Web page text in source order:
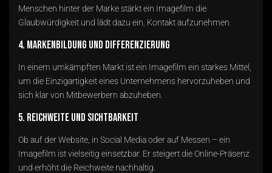
Menschen hinter der Marke stärkt ein Imagefilm die
Glaubwürdigkeit und lädt dazu ein, Kontakt aufzunehmen.
4. Markenbildung und Differenzierung
In einem umkämpften Markt ist ein Imagefilm ein starkes Mittel,
um die Einzigartigkeit eines Unternehmens hervorzuheben und
sich klar von Mitbewerbern abzuheben.
5. Reichweite und Sichtbarkeit
Ob auf der Website, in Social Media oder auf Messen – ein
Imagefilm ist vielseitig einsetzbar. Er steigert die Online-Präsenz
und erhöht die Reichweite nachhaltig.